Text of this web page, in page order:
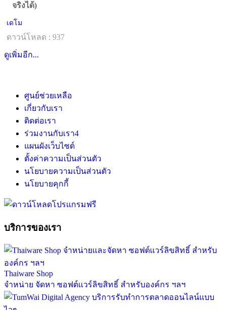
จริงได้)
เดโม
ดาวน์โหลด : 937
ดูเพิ่มอีก...
ศูนย์ช่วยเหลือ
เกี่ยวกับเรา
ติดต่อเรา
ร่วมงานกับเรา4
แผนผังเว็บไซต์
ตั้งค่าความเป็นส่วนตัว
นโยบายความเป็นส่วนตัว
นโยบายคุกกี้
บริการของเรา
Thaiware Shop
จำหน่าย จัดหา ซอฟต์แวร์ลิขสิทธิ์ สำหรับองค์กร ฯลฯ